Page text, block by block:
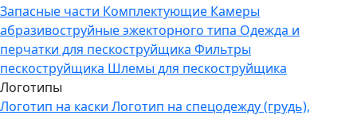
Запасные части Комплектующие Камеры
абразивоструйные эжекторного типа Одежда и
перчатки для пескоструйщика Фильтры
пескоструйщика Шлемы для пескоструйщика
Логотипы
Логотип на каски Логотип на спецодежду (грудь),